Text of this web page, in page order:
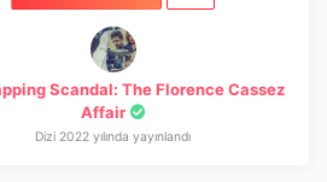
Scandal: The Florence Cassez
Affair
Dizi 2022 yılında yayınlandı